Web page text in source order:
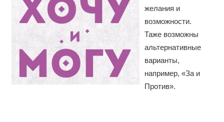
желания и
возможности.
Таже возможны
альтернативные
варианты,
например, «За и
Против».